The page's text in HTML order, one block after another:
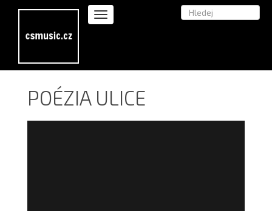
POÉZIA ULICE